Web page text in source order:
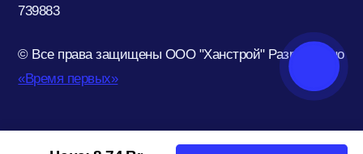
739883
© Все права защищены ООО "Ханстрой" Разработано
«Время первых»